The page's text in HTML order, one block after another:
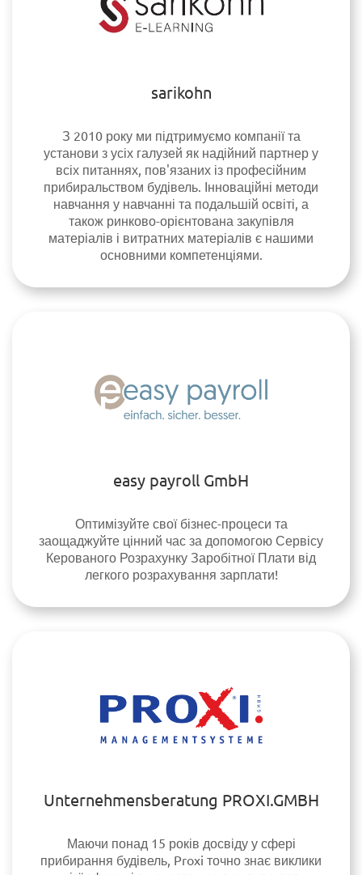
sarikohn
З 2010 року ми підтримуємо компанії та
установи з усіх галузей як надійний партнер у
всіх питаннях, пов'язаних із професійним
прибиральством будівель. Інноваційні методи
навчання у навчанні та подальшій освіті, а
також ринково-орієнтована закупівля
матеріалів і витратних матеріалів є нашими
основними компетенціями.
easy payroll GmbH
Оптимізуйте свої бізнес-процеси та
заощаджуйте цінний час за допомогою Сервісу
Керованого Розрахунку Заробітної Плати від
легкого розрахування зарплати!
Unternehmensberatung PROXI.GMBH
Маючи понад 15 років досвіду у сфері
прибирання будівель, Proxi точно знає виклики